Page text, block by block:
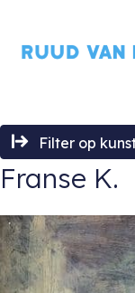
Filter op
Franse K.